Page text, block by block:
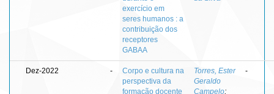
exercício em
seres humanos : a
contribuição dos
receptores
GABAA
Dez-2022 -
Corpo e cultura na
perspectiva da
formação docente
Torres, Ester
Geraldo
Campelo;
-